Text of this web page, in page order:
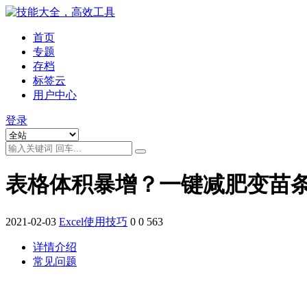
首页
专题
存档
标签云
用户中心
登录
表格体积暴增？一键减肥变苗
2021-02-03 Excel使用技巧 0 0 563
详情介绍
常见问题